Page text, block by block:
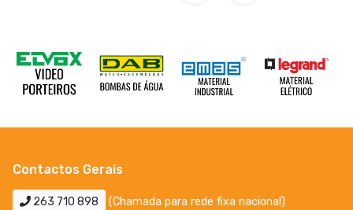
Contactos Gerais
263 710 898 (Chamada para rede fixa nacional)